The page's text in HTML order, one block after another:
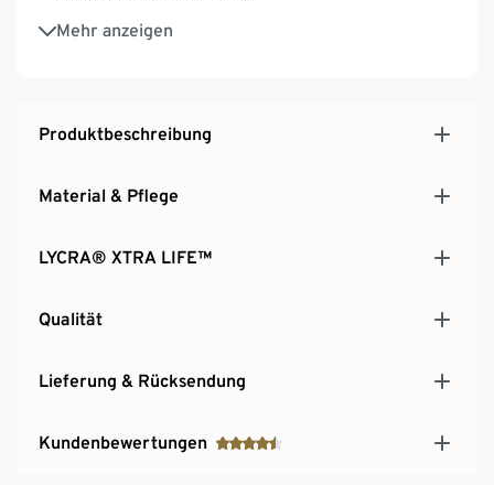
Mehr anzeigen
Gr. 38 empfehlen wir 70–80 Cup B
Gr. 40 und 42 empfehlen wir 75–85 Cup B–C
Produktbeschreibung
Material & Pflege
LYCRA® XTRA LIFE™
Qualität
Lieferung & Rücksendung
Kundenbewertungen